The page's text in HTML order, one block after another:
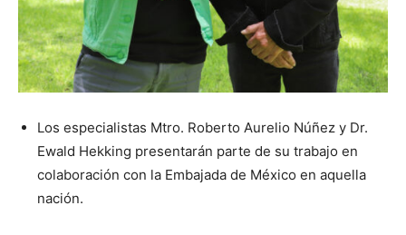
Los especialistas Mtro. Roberto Aurelio Núñez y Dr.
Ewald Hekking presentarán parte de su trabajo en
colaboración con la Embajada de México en aquella
nación.